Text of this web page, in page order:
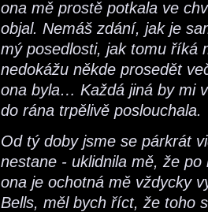
ona mě prostě potkala ve
objal. Nemáš zdání, jak je
mý posedlosti, jak tomu říká
nedokážu někde prosedět
ona byla… Každá jiná by mi
do rána trpělivě poslouchala.
Od tý doby jsme se párkrát
nestane - uklidnila mě, že
ona je ochotná mě vždycky
Bells, měl bych říct, že toho